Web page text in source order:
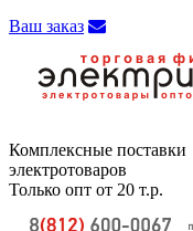
Ваш заказ
Комплексные поставки
электротоваров
Только опт от 20 т.р.